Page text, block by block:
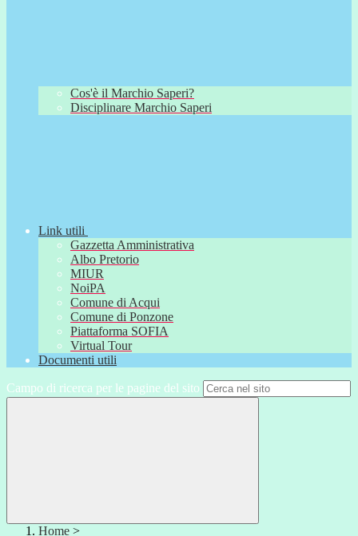
Cos'è il Marchio Saperi?
Disciplinare Marchio Saperi
Link utili
Gazzetta Amministrativa
Albo Pretorio
MIUR
NoiPA
Comune di Acqui
Comune di Ponzone
Piattaforma SOFIA
Virtual Tour
Documenti utili
Campo di ricerca per le pagine del sito
Home >